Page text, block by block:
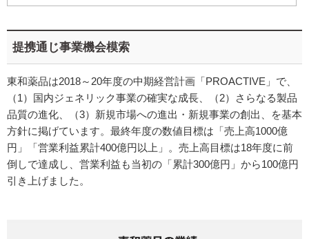
提携通じ事業機会模索
東和薬品は2018～20年度の中期経営計画「PROACTIVE」で、
（1）国内ジェネリック事業の確実な成長、（2）さらなる製品
品質の進化、（3）新規市場への進出・新規事業の創出、を基本
方針に掲げています。最終年度の数値目標は「売上高1000億
円」「営業利益累計400億円以上」。売上高目標は18年度に前
倒しで達成し、営業利益も当初の「累計300億円」から100億円
引き上げました。